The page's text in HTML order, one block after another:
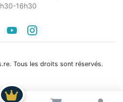
16h30
youtube
instagram
Tous les droits sont réservés.